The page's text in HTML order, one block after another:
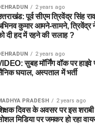
करने की मांग ने युवाओं के बीच
को और मजबूत कर दिया है।
सुरक्षित वित्तीय भविष्य की
सपनों को उड़ान देने का एक
मीडिया रिपोर्ट्स और
है। भर्ती की सटीक तारीखों और
भारतीय सेना की
) पर जाएँ।
VISIT
2 years ago
पूर्व सीएम त्रिवेंद्र सिंह
कुमार आमने-सामने,
दी हद में रहने की सलाह ?
2 years ago
सुबह मॉर्निंग वॉक पर हाइवे
घयाल, अस्पताल में भर्ती
PRADESH 2 years ago
दिवस के अवसर पर इस शराबी
मिडिया पर जमकर हो रहा